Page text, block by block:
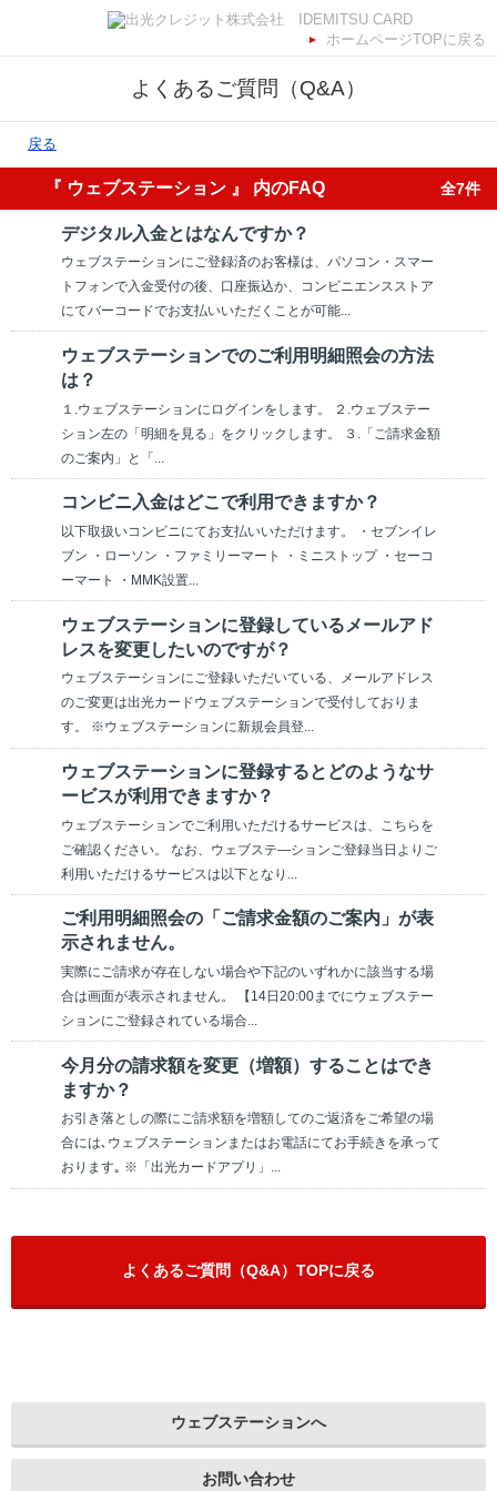
ホームページTOPに戻る
よくあるご質問（Q&A）
戻る
『 ウェブステーション 』 内のFAQ 全7件
デジタル入金とはなんですか？
ウェブステーションにご登録済のお客様は、パソコン・スマー
トフォンで入金受付の後、口座振込か、コンビニエンスストア
にてバーコードでお支払いいただくことが可能...
ウェブステーションでのご利用明細照会の方法
は？
１.ウェブステーションにログインをします。 ２.ウェブステー
ション左の「明細を見る」をクリックします。 ３.「ご請求金額
のご案内」と「...
コンビニ入金はどこで利用できますか？
以下取扱いコンビニにてお支払いいただけます。 ・セブンイレ
ブン ・ローソン ・ファミリーマート ・ミニストップ ・セーコ
ーマート ・MMK設置...
ウェブステーションに登録しているメールアド
レスを変更したいのですが？
ウェブステーションにご登録いただいている、メールアドレス
のご変更は出光カードウェブステーションで受付しておりま
す。 ※ウェブステーションに新規会員登...
ウェブステーションに登録するとどのようなサ
ービスが利用できますか？
ウェブステーションでご利用いただけるサービスは、こちらを
ご確認ください。 なお、ウェブステ―ションご登録当日よりご
利用いただけるサービスは以下となり...
ご利用明細照会の「ご請求金額のご案内」が表
示されません。
実際にご請求が存在しない場合や下記のいずれかに該当する場
合は画面が表示されません。 【14日20:00までにウェブステー
ションにご登録されている場合...
今月分の請求額を変更（増額）することはでき
ますか？
お引き落としの際にご請求額を増額してのご返済をご希望の場
合には､ウェブステーションまたはお電話にてお手続きを承って
おります｡ ※「出光カードアプリ」...
よくあるご質問（Q&A）TOPに戻る
ウェブステーションへ
お問い合わせ